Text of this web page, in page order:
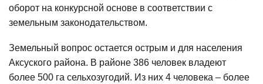
оборот на конкурсной основе в соответствии с
земельным законодательством.
Земельный вопрос остается острым и для населения
Аксуского района. В районе 386 человек владеют
более 500 га сельхозугодий. Из них 4 человека – более